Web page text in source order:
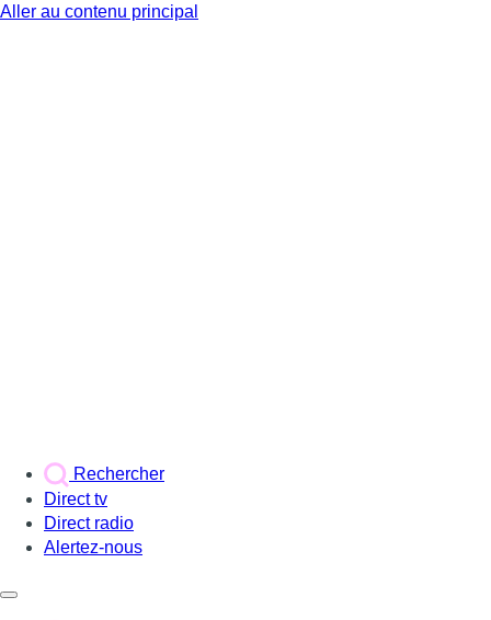
Aller au contenu principal
Rechercher
Direct tv
Direct radio
Alertez-nous